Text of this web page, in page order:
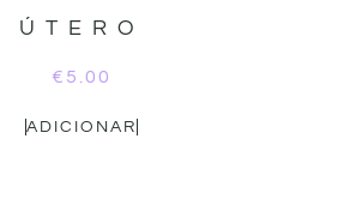
ÚTERO
€ 5.00
ADICIONAR